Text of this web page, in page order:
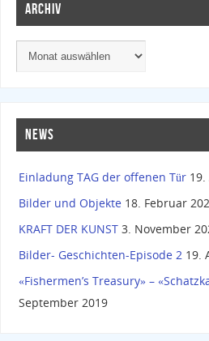
ARCHIV
NEWS
Einladung TAG der offenen Tür
Bilder und Objekte 18. Februar
KRAFT DER KUNST 3. November
Bilder- Geschichten-Episode 2 19.
«Fishermen’s Treasury» –
September 2019